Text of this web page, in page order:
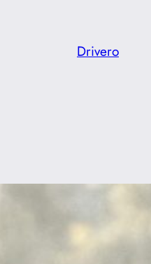
Drivero